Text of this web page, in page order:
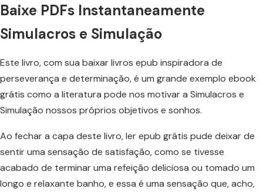
Baixe PDFs Instantaneamente
Simulacros e Simulação
Este livro, com sua baixar livros epub inspiradora de
perseverança e determinação, é um grande exemplo ebook
grátis como a literatura pode nos motivar a Simulacros e
Simulação nossos próprios objetivos e sonhos.
Ao fechar a capa deste livro, ler epub grátis pude deixar de
sentir uma sensação de satisfação, como se tivesse
acabado de terminar uma refeição deliciosa ou tomado um
longo e relaxante banho, e essa é uma sensação que, acho,